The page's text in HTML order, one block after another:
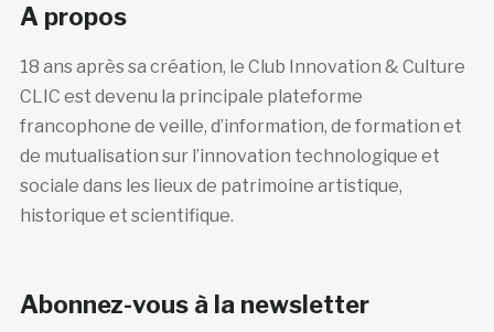
A propos
18 ans après sa création, le Club Innovation & Culture
CLIC est devenu la principale plateforme
francophone de veille, d’information, de formation et
de mutualisation sur l’innovation technologique et
sociale dans les lieux de patrimoine artistique,
historique et scientifique.
Abonnez-vous à la newsletter